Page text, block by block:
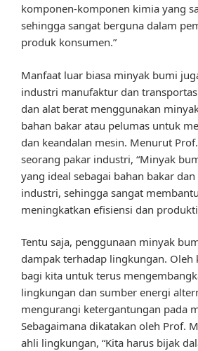
komponen-komponen kimia yang
sehingga sangat berguna dalam
produk konsumen.”
Manfaat luar biasa minyak bumi
industri manufaktur dan
dan alat berat menggunakan
bahan bakar atau pelumas untuk
dan keandalan mesin. Menurut
seorang pakar industri, “Minyak
yang ideal sebagai bahan bakar
industri, sehingga sangat
meningkatkan efisiensi dan
Tentu saja, penggunaan minyak
dampak terhadap lingkungan. Oleh
bagi kita untuk terus
lingkungan dan sumber energi
mengurangi ketergantungan pada
Sebagaimana dikatakan oleh Prof.
ahli lingkungan, “Kita harus bijak